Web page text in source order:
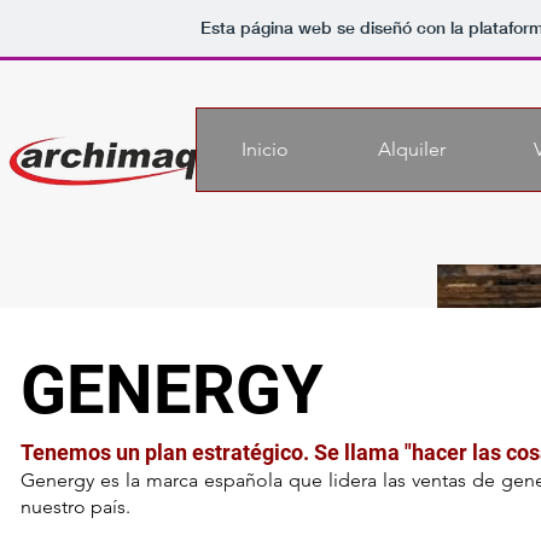
Esta página web se diseñó con la
Inicio Alquiler
GENERGY
Tenemos un plan estratégico. Se llama "hacer las
Genergy es la marca española que lidera las ventas de
nuestro país.